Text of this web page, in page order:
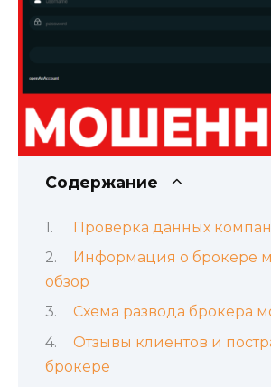
Содержание
Проверка данных
Информация о брокере
обзор
Схема развода брокера
Отзывы клиентов и
брокере